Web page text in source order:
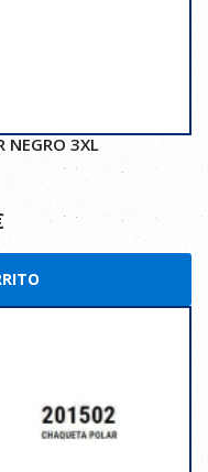
NEGRO 3XL